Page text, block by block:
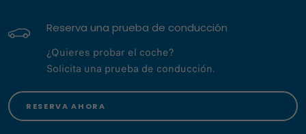
Reserva una prueba de conducción
¿Quieres probar el coche?
Solicita una prueba de conducción.
RESERVA AHORA